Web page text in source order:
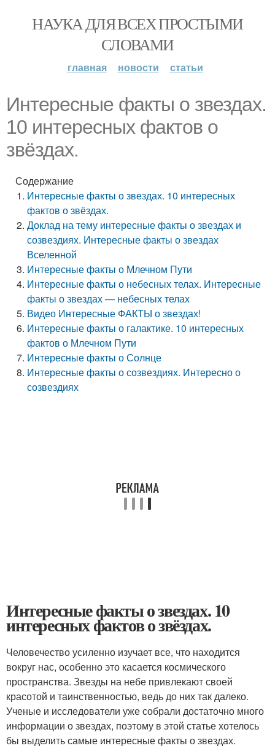
НАУКА ДЛЯ ВСЕХ ПРОСТЫМИ
СЛОВАМИ
главная новости статьи
Интересные факты о звездах.
10 интересных фактов о
звёздах.
Содержание
Интересные факты о звездах. 10 интересных
фактов о звёздах.
Доклад на тему интересные факты о звездах и
созвездиях. Интересные факты о звездах
Вселенной
Интересные факты о Млечном Пути
Интересные факты о небесных телах. Интересные
факты о звездах — небесных телах
Видео Интересные ФАКТЫ о звездах!
Интересные факты о галактике. 10 интересных
фактов о Млечном Пути
Интересные факты о Солнце
Интересные факты о созвездиях. Интересно о
созвездиях
Интересные факты о звездах. 10
интересных фактов о звёздах.
Человечество усиленно изучает все, что находится
вокруг нас, особенно это касается космического
пространства. Звезды на небе привлекают своей
красотой и таинственностью, ведь до них так далеко.
Ученые и исследователи уже собрали достаточно много
информации о звездах, поэтому в этой статье хотелось
бы выделить самые интересные факты о звездах.